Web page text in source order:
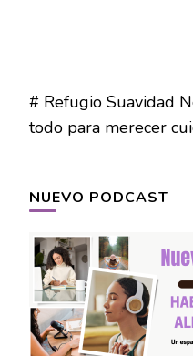
# Refugio Suavidad
todo para merecer
NUEVO PODCAST